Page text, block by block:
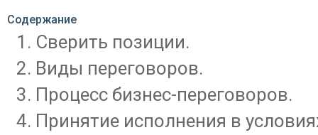
Содержание
Сверить позиции.
Виды переговоров.
Процесс бизнес-переговоров.
Принятие исполнения в